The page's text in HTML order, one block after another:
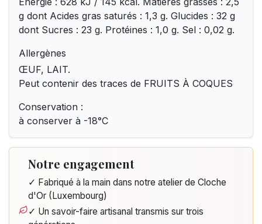
g dont Acides gras saturés : 1,3 g. Glucides : 32 g
dont Sucres : 23 g. Protéines : 1,0 g. Sel : 0,02 g.
Allergènes
ŒUF, LAIT.
Peut contenir des traces de FRUITS À COQUES
Conservation :
à conserver à -18°C
Notre engagement
✓ Fabriqué à la main dans notre atelier de Cloche
d'Or (Luxembourg)
✓ Un savoir-faire artisanal transmis sur trois